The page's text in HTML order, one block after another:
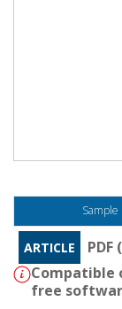
Sample
ARTICLE
PDF
Compatible
free